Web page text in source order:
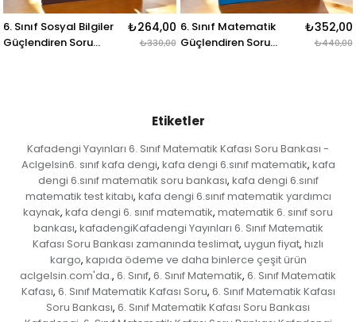
₺264,00
₺330,00
6. Sınıf Matematik
Güçlendiren Soru
₺352,00
₺440,00
6.sınıf Sosyal Bilgiler
Soru Bankası Hız
Etiketler
Kafadengi Yayınları 6. Sınıf Matematik Kafası Soru Bankası -
Aclgelsin6. sınıf kafa dengi, kafa dengi 6.sınıf matematik, kafa
dengi 6.sınıf matematik soru bankası, kafa dengi 6.sınıf
matematik test kitabı, kafa dengi 6.sınıf matematik yardımcı
kaynak, kafa dengi 6. sınıf matematik, matematik 6. sınıf soru
bankası, kafadengiKafadengi Yayınları 6. Sınıf Matematik
Kafası Soru Bankası zamanında teslimat, uygun fiyat, hızlı
kargo, kapıda ödeme ve daha binlerce çeşit ürün
aclgelsin.com'da., 6. Sınıf, 6. Sınıf Matematik, 6. Sınıf Matematik
Kafası, 6. Sınıf Matematik Kafası Soru, 6. Sınıf Matematik Kafası
Soru Bankası, 6. Sınıf Matematik Kafası Soru Bankası